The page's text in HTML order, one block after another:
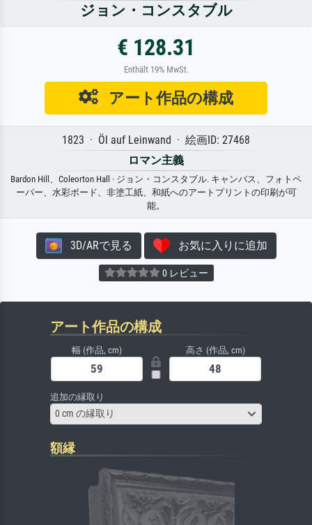
ジョン・コンスタブル
€ 128.31
Enthält 19% MwSt.
アート作品の構成
1823 · Öl auf Leinwand · 絵画ID: 27468
ロマン主義
Bardon Hill、Coleorton Hall · ジョン・コンスタブル. キャンバス、フォトペ
ーパー、水彩ボード、非塗工紙、和紙へのアートプリントの印刷が可
能。
3D/ARで見る お気に入りに追加
0 レビュー
アート作品の構成
幅 (作品, cm) 高さ (作品, cm)
追加の縁取り
0 cm の縁取り
額縁